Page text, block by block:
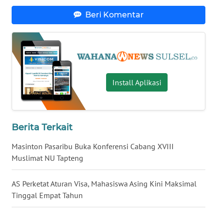
Beri Komentar
Install Aplikasi
Berita Terkait
Masinton Pasaribu Buka Konferensi Cabang XVIII
Muslimat NU Tapteng
AS Perketat Aturan Visa, Mahasiswa Asing Kini Maksimal
Tinggal Empat Tahun
NUSANTARA
WN
JOGJA
WN
JATIM
WN
WN